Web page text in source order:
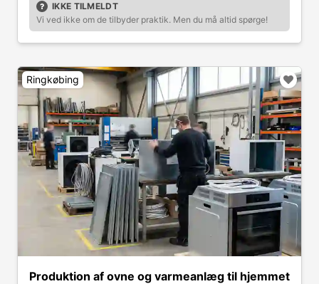
IKKE TILMELDT
Vi ved ikke om de tilbyder praktik. Men du må altid spørge!
Ringkøbing
Produktion af ovne og varmeanlæg til hjemmet